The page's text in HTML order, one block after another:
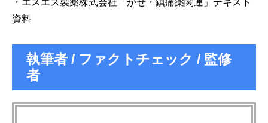
資料
執筆者 / ファクトチェック / 監修
者